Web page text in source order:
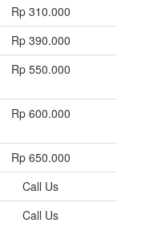
Rp 310.000
Rp 390.000
Rp 550.000
Rp 600.000
Rp 650.000
Call Us
Call Us